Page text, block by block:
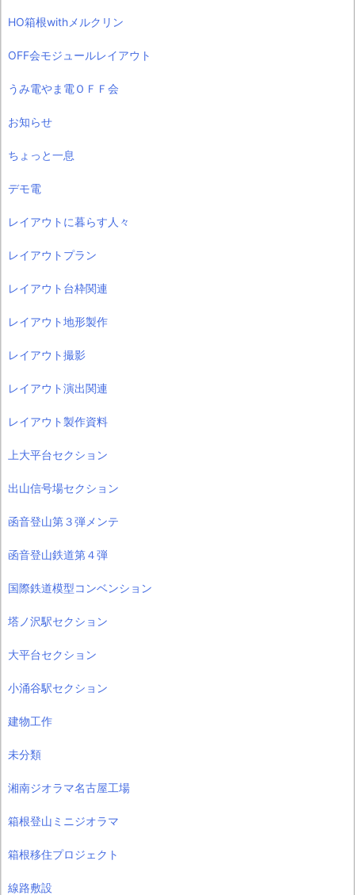
HO箱根withメルクリン
OFF会モジュールレイアウト
うみ電やま電ＯＦＦ会
お知らせ
ちょっと一息
デモ電
レイアウトに暮らす人々
レイアウトプラン
レイアウト台枠関連
レイアウト地形製作
レイアウト撮影
レイアウト演出関連
レイアウト製作資料
上大平台セクション
出山信号場セクション
函音登山第３弾メンテ
函音登山鉄道第４弾
国際鉄道模型コンベンション
塔ノ沢駅セクション
大平台セクション
小涌谷駅セクション
建物工作
未分類
湘南ジオラマ名古屋工場
箱根登山ミニジオラマ
箱根移住プロジェクト
線路敷設